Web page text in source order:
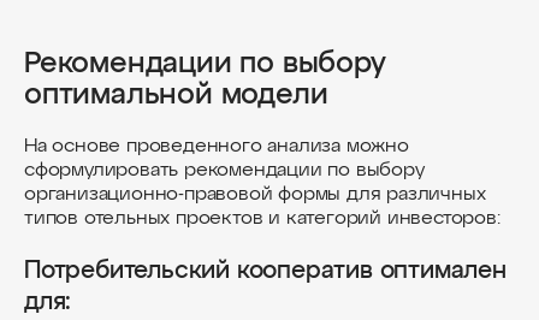
Рекомендации по выбору
оптимальной модели
На основе проведенного анализа можно
сформулировать рекомендации по выбору
организационно-правовой формы для различных
типов отельных проектов и категорий инвесторов:
Потребительский кооператив оптимален
для: